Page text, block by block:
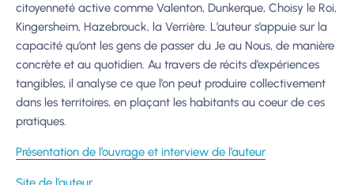
citoyenneté active comme Valenton, Dunkerque, Choisy le Roi,
Kingersheim, Hazebrouck, la Verrière. L’auteur s’appuie sur la
capacité qu’ont les gens de passer du Je au Nous, de manière
concrète et au quotidien. Au travers de récits d’expériences
tangibles, il analyse ce que l’on peut produire collectivement
dans les territoires, en plaçant les habitants au coeur de ces
pratiques.
Présentation de l’ouvrage et interview de l’auteur